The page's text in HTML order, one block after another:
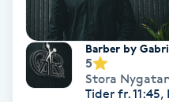
Osteopati
Paraffinbehandling
Barber by
5
Stora
Tider fr. 11:45,